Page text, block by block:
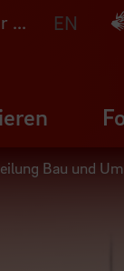
... EN
Bau und